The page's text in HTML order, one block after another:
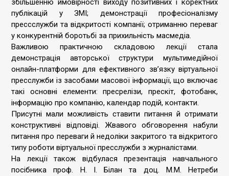
збільшенню ймовірності виходу позитивних і коректних
публікацій у ЗМІ; демонстрації професіоналізму
прессслужби та відкритості компанії; отриманню переваг
у конкурентній боротьбі за прихильність масмедіа.
Важливою практичною складовою лекції стала
демонстрація авторської структури мультимедійної
онлайн-платформи для ефективного зв’язку віртуальної
пресслужби із засобами масової інформації, що включає
такі основні елементи: пресрелізи, прескіт, фотобанк,
інформацію про компанію, календар подій, контакти.
Присутні мали можливість ставити питання й отримати
конструктивні відповіді. Жвавого обговорення набули
питання про переваги й недоліки закритого та відкритого
типу роботи віртуальної пресслужби з журналістами.
На лекції також відбулася презентація навчального
посібника проф. Н. І. Білан та доц. М.М. Нетреби